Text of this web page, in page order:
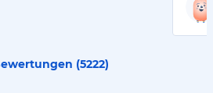
(5222)